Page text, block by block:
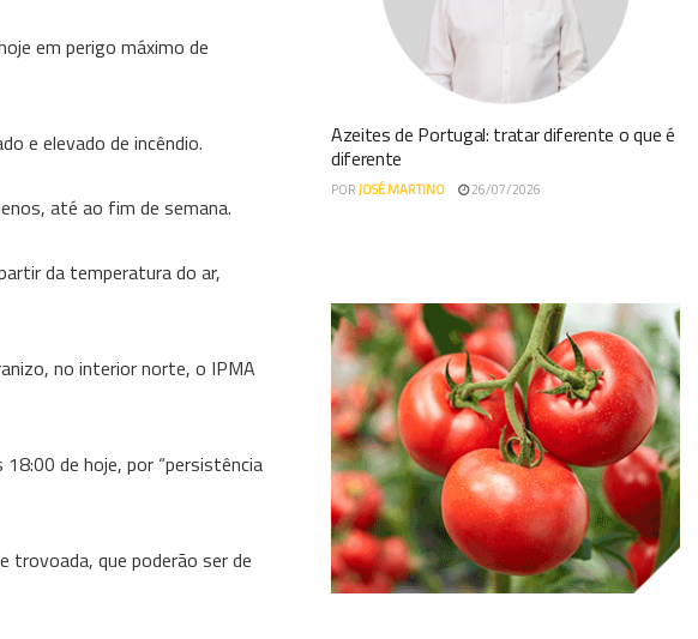
em perigo máximo de
e elevado de incêndio.
até ao fim de semana.
da temperatura do ar,
no interior norte, o IPMA
de hoje, por “persistência
trovoada, que poderão ser de
Azeites de Portugal: tratar diferente o que é
diferente
PORJOSÉ MARTINO 26/07/2026